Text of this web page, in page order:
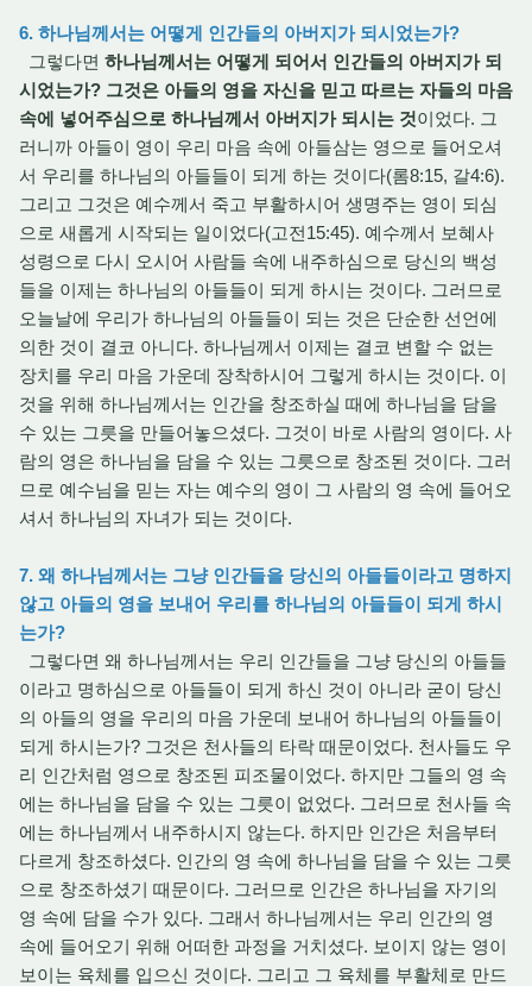
6. 하나님께서는 어떻게 인간들의 아버지가 되시었는가?
그렇다면 하나님께서는 어떻게 되어서 인간들의 아버지가 되
시었는가? 그것은 아들의 영을 자신을 믿고 따르는 자들의 마음
속에 넣어주심으로 하나님께서 아버지가 되시는 것이었다. 그
러니까 아들이 영이 우리 마음 속에 아들삼는 영으로 들어오셔
서 우리를 하나님의 아들들이 되게 하는 것이다(롬8:15, 갈4:6).
그리고 그것은 예수께서 죽고 부활하시어 생명주는 영이 되심
으로 새롭게 시작되는 일이었다(고전15:45). 예수께서 보혜사
성령으로 다시 오시어 사람들 속에 내주하심으로 당신의 백성
들을 이제는 하나님의 아들들이 되게 하시는 것이다. 그러므로
오늘날에 우리가 하나님의 아들들이 되는 것은 단순한 선언에
의한 것이 결코 아니다. 하나님께서 이제는 결코 변할 수 없는
장치를 우리 마음 가운데 장착하시어 그렇게 하시는 것이다. 이
것을 위해 하나님께서는 인간을 창조하실 때에 하나님을 담을
수 있는 그릇을 만들어놓으셨다. 그것이 바로 사람의 영이다. 사
람의 영은 하나님을 담을 수 있는 그릇으로 창조된 것이다. 그러
므로 예수님을 믿는 자는 예수의 영이 그 사람의 영 속에 들어오
셔서 하나님의 자녀가 되는 것이다.
7. 왜 하나님께서는 그냥 인간들을 당신의 아들들이라고 명하지
않고 아들의 영을 보내어 우리를 하나님의 아들들이 되게 하시
는가?
그렇다면 왜 하나님께서는 우리 인간들을 그냥 당신의 아들들
이라고 명하심으로 아들들이 되게 하신 것이 아니라 굳이 당신
의 아들의 영을 우리의 마음 가운데 보내어 하나님의 아들들이
되게 하시는가? 그것은 천사들의 타락 때문이었다. 천사들도 우
리 인간처럼 영으로 창조된 피조물이었다. 하지만 그들의 영 속
에는 하나님을 담을 수 있는 그릇이 없었다. 그러므로 천사들 속
에는 하나님께서 내주하시지 않는다. 하지만 인간은 처음부터
다르게 창조하셨다. 인간의 영 속에 하나님을 담을 수 있는 그릇
으로 창조하셨기 때문이다. 그러므로 인간은 하나님을 자기의
영 속에 담을 수가 있다. 그래서 하나님께서는 우리 인간의 영
속에 들어오기 위해 어떠한 과정을 거치셨다. 보이지 않는 영이
보이는 육체를 입으신 것이다. 그리고 그 육체를 부활체로 만드